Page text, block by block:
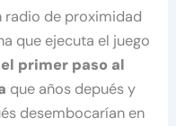
radio de proximidad
que ejecuta el juego
primer paso al
que años depués y
desembocarían en